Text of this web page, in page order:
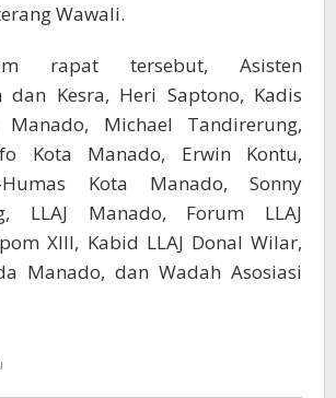
Wawali.
rapat tersebut, Asisten
dan Kesra, Heri Saptono, Kadis
Michael Tandirerung,
Kota Manado, Erwin Kontu,
Humas Kota Manado, Sonny
LLAJ Manado, Forum LLAJ
XIII, Kabid LLAJ Donal Wilar,
Manado, dan Wadah Asosiasi